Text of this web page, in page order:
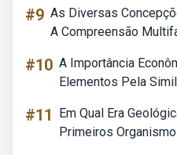
#9 As Diversas
A Compreensão
#10 A Importância
Elementos Pela
#11
Em Qual Era
Primeiros